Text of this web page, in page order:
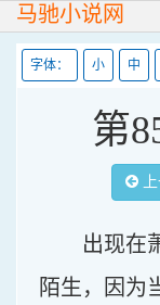
马驰小说网
字体： 小 中
第
出现在
陌生，因为